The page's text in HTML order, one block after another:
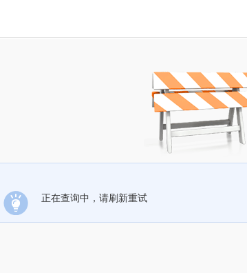
正在查询中，请刷新重试